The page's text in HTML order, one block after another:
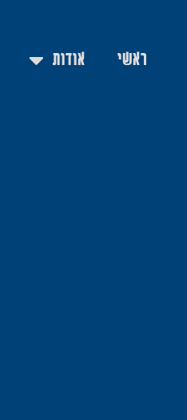
ראשי אודות